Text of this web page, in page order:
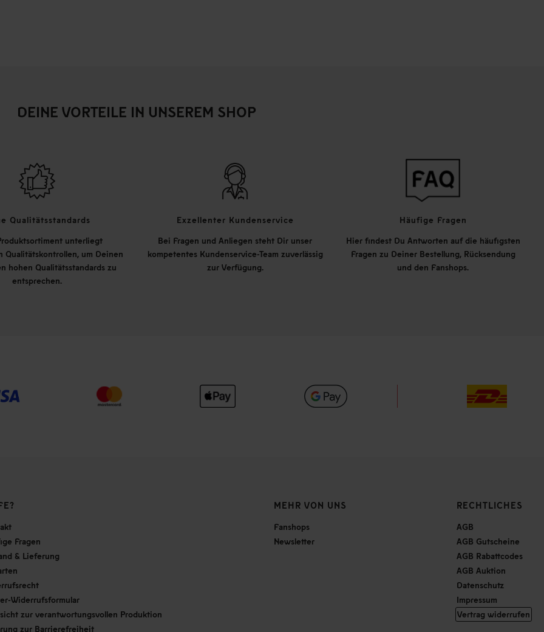
DEINE VORTEILE IN UNSEREM SHOP
Qualitätsstandards
unterliegt
Qualitätskontrollen, um Deinen
hohen Qualitätsstandards zu
entsprechen.
Exzellenter Kundenservice
Bei Fragen und Anliegen steht Dir unser
kompetentes Kundenservice-Team zuverlässig
zur Verfügung.
Häufige Fragen
Hier findest Du Antworten auf die häufigsten
Fragen zu Deiner Bestellung, Rücksendung
und den Fanshops.
Fragen
& Lieferung
Widerrufsformular
zur verantwortungsvollen Produktion
zur Barrierefreiheit
MEHR VON UNS
Fanshops
Newsletter
RECHTLICHES
AGB
AGB Gutscheine
AGB Rabattcodes
AGB Auktion
Datenschutz
Impressum
Vertrag widerrufen